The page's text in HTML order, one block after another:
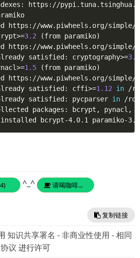
https://
https://www.piwheels.org/
>=3.2 (from paramiko)
https://www.piwheels.org/
satisfied: cryptography>=3.3
>=1.5 (from paramiko)
https://www.piwheels.org/
already satisfied: cffi>=1.12 in /
satisfied: pycparser in /
packages: bcrypt, pynacl,
^_^ 请喝咖啡...
复制链接
知识共享署名 - 非商业性使用 - 相同
议 进行许可